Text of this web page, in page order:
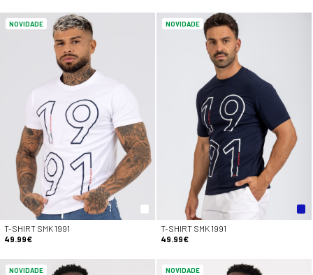
NOVIDADE
T-SHIRT SMK 1991
49.99€
NOVIDADE
T-SHIRT SMK 1991
49.99€
NOVIDADE NOVIDADE